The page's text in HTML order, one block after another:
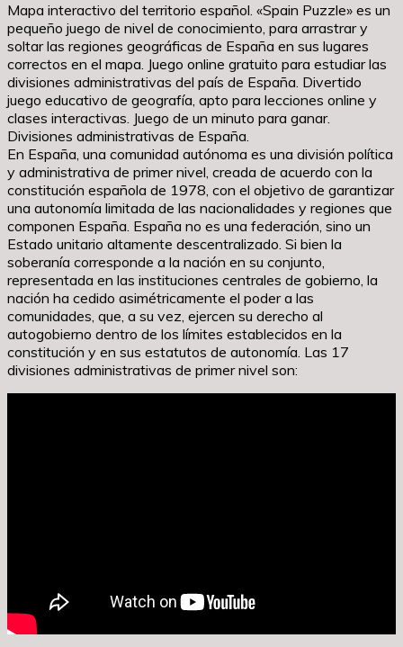
Mapa interactivo del territorio español. «Spain Puzzle» es un
pequeño juego de nivel de conocimiento, para arrastrar y
soltar las regiones geográficas de España en sus lugares
correctos en el mapa. Juego online gratuito para estudiar las
divisiones administrativas del país de España. Divertido
juego educativo de geografía, apto para lecciones online y
clases interactivas. Juego de un minuto para ganar.
Divisiones administrativas de España.
En España, una comunidad autónoma es una división política
y administrativa de primer nivel, creada de acuerdo con la
constitución española de 1978, con el objetivo de garantizar
una autonomía limitada de las nacionalidades y regiones que
componen España. España no es una federación, sino un
Estado unitario altamente descentralizado. Si bien la
soberanía corresponde a la nación en su conjunto,
representada en las instituciones centrales de gobierno, la
nación ha cedido asimétricamente el poder a las
comunidades, que, a su vez, ejercen su derecho al
autogobierno dentro de los límites establecidos en la
constitución y en sus estatutos de autonomía. Las 17
divisiones administrativas de primer nivel son: